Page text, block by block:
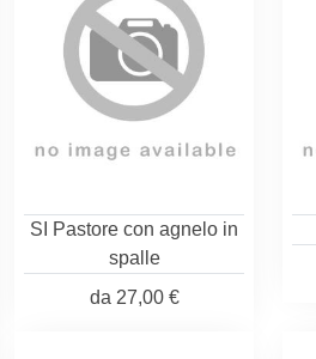
SI Pastore con agnelo in
spalle
da 27,00 €